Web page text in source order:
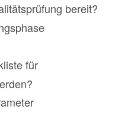
bereit?
für